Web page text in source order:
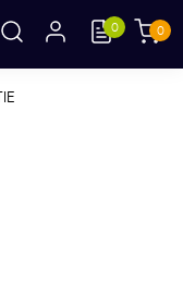
0 0